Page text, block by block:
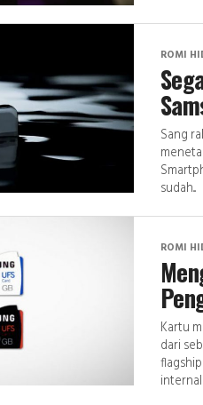
ROMI
Sang
sudah...
ROMI
Kartu
dari